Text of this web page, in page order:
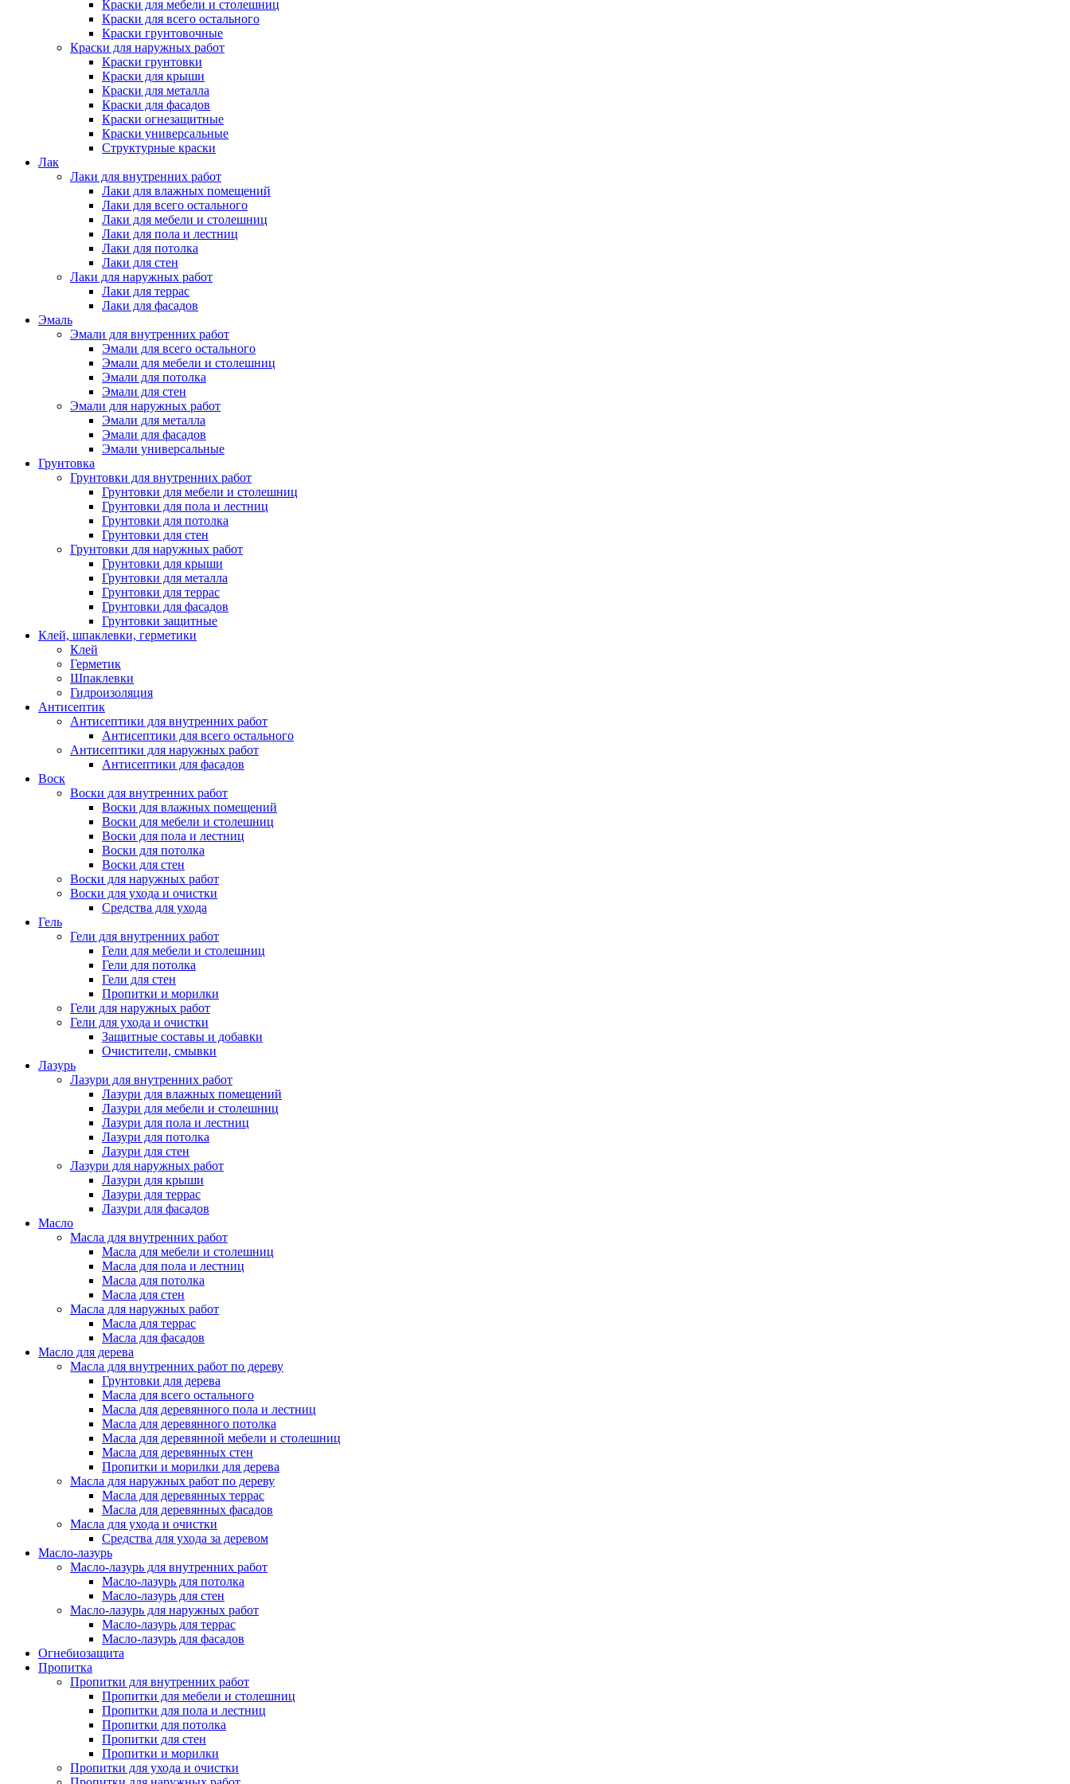
Краски для мебели и столешниц
Краски для всего остального
Краски грунтовочные
Краски для наружных работ
Краски грунтовки
Краски для крыши
Краски для металла
Краски для фасадов
Краски огнезащитные
Краски универсальные
Структурные краски
Лак
Лаки для внутренних работ
Лаки для влажных помещений
Лаки для всего остального
Лаки для мебели и столешниц
Лаки для пола и лестниц
Лаки для потолка
Лаки для стен
Лаки для наружных работ
Лаки для террас
Лаки для фасадов
Эмаль
Эмали для внутренних работ
Эмали для всего остального
Эмали для мебели и столешниц
Эмали для потолка
Эмали для стен
Эмали для наружных работ
Эмали для металла
Эмали для фасадов
Эмали универсальные
Грунтовка
Грунтовки для внутренних работ
Грунтовки для мебели и столешниц
Грунтовки для пола и лестниц
Грунтовки для потолка
Грунтовки для стен
Грунтовки для наружных работ
Грунтовки для крыши
Грунтовки для металла
Грунтовки для террас
Грунтовки для фасадов
Грунтовки защитные
Клей, шпаклевки, герметики
Клей
Герметик
Шпаклевки
Гидроизоляция
Антисептик
Антисептики для внутренних работ
Антисептики для всего остального
Антисептики для наружных работ
Антисептики для фасадов
Воск
Воски для внутренних работ
Воски для влажных помещений
Воски для мебели и столешниц
Воски для пола и лестниц
Воски для потолка
Воски для стен
Воски для наружных работ
Воски для ухода и очистки
Средства для ухода
Гель
Гели для внутренних работ
Гели для мебели и столешниц
Гели для потолка
Гели для стен
Пропитки и морилки
Гели для наружных работ
Гели для ухода и очистки
Защитные составы и добавки
Очистители, смывки
Лазурь
Лазури для внутренних работ
Лазури для влажных помещений
Лазури для мебели и столешниц
Лазури для пола и лестниц
Лазури для потолка
Лазури для стен
Лазури для наружных работ
Лазури для крыши
Лазури для террас
Лазури для фасадов
Масло
Масла для внутренних работ
Масла для мебели и столешниц
Масла для пола и лестниц
Масла для потолка
Масла для стен
Масла для наружных работ
Масла для террас
Масла для фасадов
Масло для дерева
Масла для внутренних работ по дереву
Грунтовки для дерева
Масла для всего остального
Масла для деревянного пола и лестниц
Масла для деревянного потолка
Масла для деревянной мебели и столешниц
Масла для деревянных стен
Пропитки и морилки для дерева
Масла для наружных работ по дереву
Масла для деревянных террас
Масла для деревянных фасадов
Масла для ухода и очистки
Средства для ухода за деревом
Масло-лазурь
Масло-лазурь для внутренних работ
Масло-лазурь для потолка
Масло-лазурь для стен
Масло-лазурь для наружных работ
Масло-лазурь для террас
Масло-лазурь для фасадов
Огнебиозащита
Пропитка
Пропитки для внутренних работ
Пропитки для мебели и столешниц
Пропитки для пола и лестниц
Пропитки для потолка
Пропитки для стен
Пропитки и морилки
Пропитки для ухода и очистки